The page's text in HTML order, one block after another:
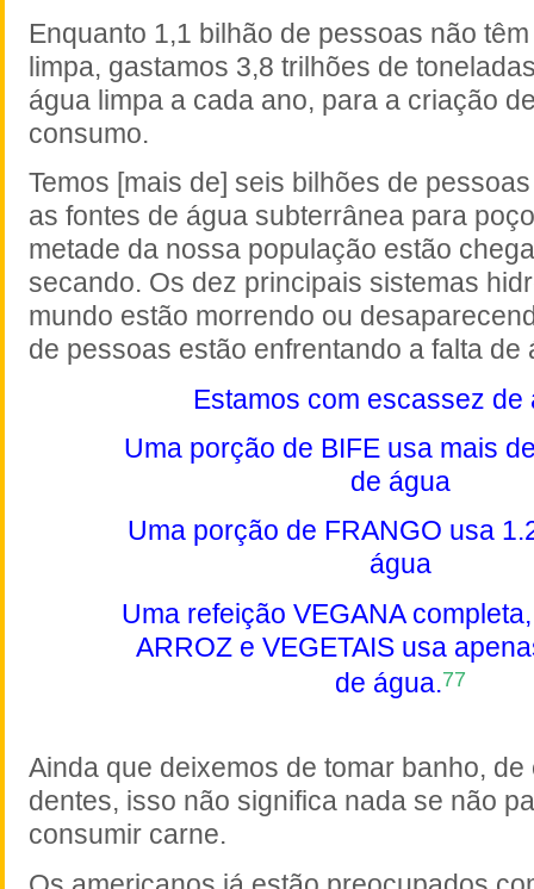
Enquanto 1,1 bilhão de pessoas não
limpa, gastamos 3,8 trilhões de
água limpa a cada ano, para a criação
consumo.
Temos [mais de] seis bilhões de
as fontes de água subterrânea para
metade da nossa população estão
secando. Os dez principais sistemas
mundo estão morrendo ou
de pessoas estão enfrentando a falta de
Estamos com escassez de
Uma porção de BIFE usa mais
de água
Uma porção de FRANGO usa
água
Uma refeição VEGANA
ARROZ e VEGETAIS usa
de água.77
Ainda que deixemos de tomar banho,
dentes, isso não significa nada se não
consumir carne.